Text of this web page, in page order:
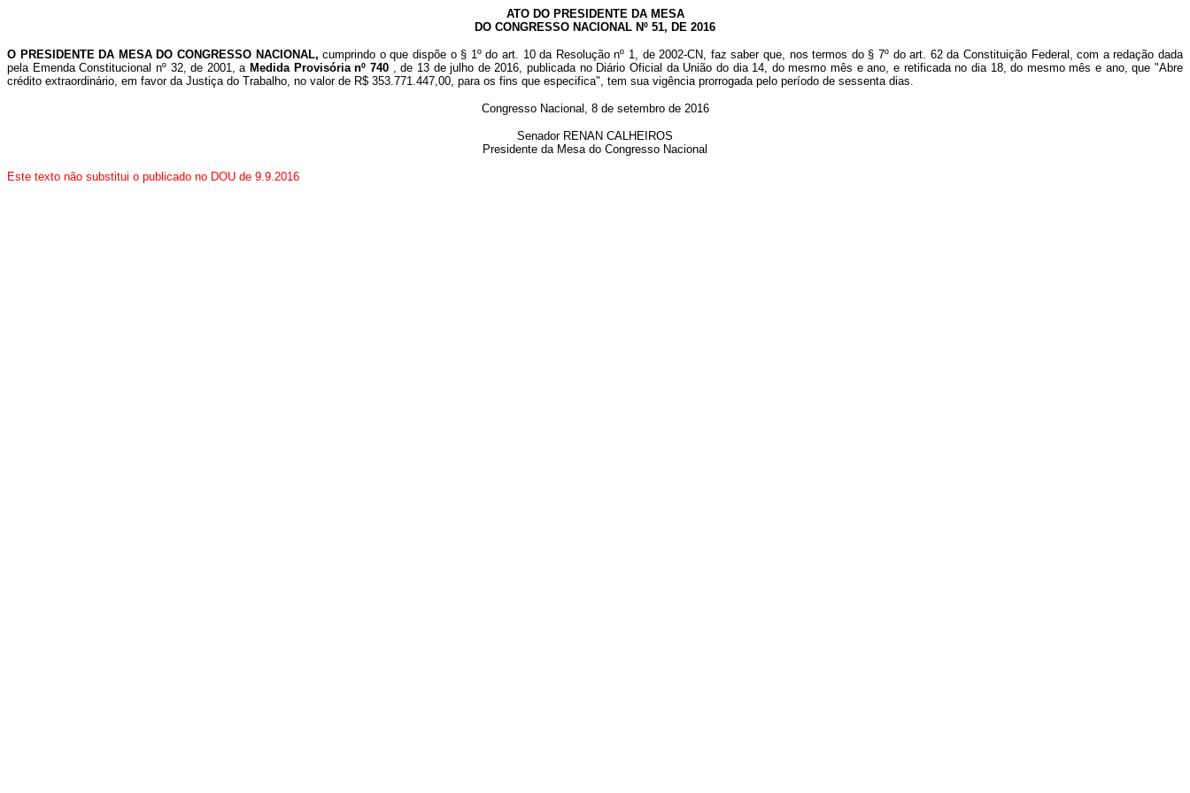
ATO DO PRESIDENTE DA MESA
DO CONGRESSO NACIONAL Nº 51, DE 2016
O PRESIDENTE DA MESA DO CONGRESSO NACIONAL,cumprindo o que dispõe o § 1º do art. 10 da Resolução nº 1, de 2002-CN, faz saber que, nos termos do § 7º do art. 62 da Constituição Federal, com a redação dada
pela Emenda Constitucional nº 32, de 2001,a Medida Provisória nº 740 , de 13 de julho de 2016, publicada no Diário Oficial da União do dia 14, do mesmo mês e ano, e retificada no dia 18, do mesmo mês e ano, que "Abre
crédito extraordinário, em favor da Justiça do Trabalho, no valor de R$ 353.771.447,00, para os fins que especifica", tem sua vigência prorrogada pelo período de sessenta dias.
Congresso Nacional, 8 de setembro de 2016
Senador RENAN CALHEIROS
Presidente da Mesa do Congresso Nacional
Este texto não substitui o publicado no DOU de 9.9.2016